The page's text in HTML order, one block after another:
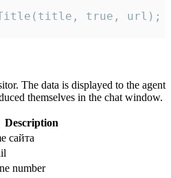
true, url);
The data is displayed to the agent
themselves in the chat window.
Description
сайта
number